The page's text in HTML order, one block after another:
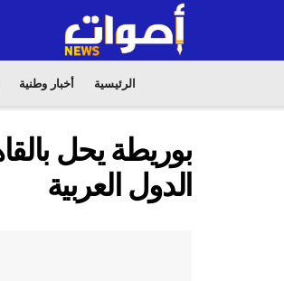
الرئيسية أخبار وطنية
الدول العربية